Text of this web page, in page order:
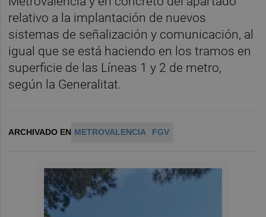
relativo a la implantación de nuevos
sistemas de señalización y comunicación, al
igual que se está haciendo en los tramos en
superficie de las Líneas 1 y 2 de metro,
según la Generalitat.
ARCHIVADO EN METROVALENCIA FGV